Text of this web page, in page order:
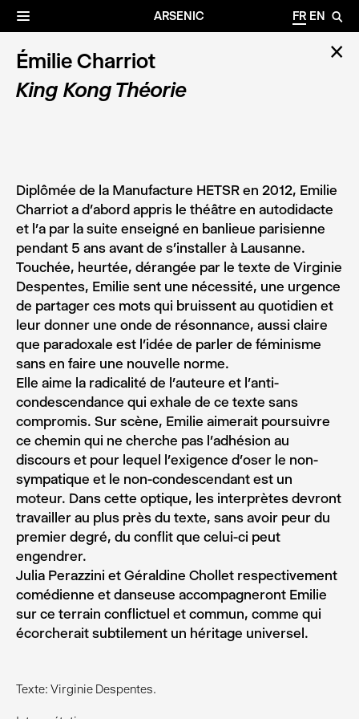
ARSENIC FR EN 🔎
☰
✕
Émilie Charriot
King Kong Théorie
Texte: Virginie Despentes.
Diplômée de la Manufacture HETSR en 2012, Emilie
Charriot a d’abord appris le théâtre en autodidacte
et l’a par la suite enseigné en banlieue parisienne
pendant 5 ans avant de s’installer à Lausanne.
Touchée, heurtée, dérangée par le texte de Virginie
Despentes, Emilie sent une nécessité, une urgence
de partager ces mots qui bruissent au quotidien et
leur donner une onde de résonnance, aussi claire
que paradoxale est l’idée de parler de féminisme
sans en faire une nouvelle norme.
Elle aime la radicalité de l’auteure et l’anti-
condescendance qui exhale de ce texte sans
compromis. Sur scène, Emilie aimerait poursuivre
ce chemin qui ne cherche pas l’adhésion au
discours et pour lequel l’exigence d’oser le non-
sympatique et le non-condescendant est un
moteur. Dans cette optique, les interprètes devront
travailler au plus près du texte, sans avoir peur du
premier degré, du conflit que celui-ci peut
engendrer.
Julia Perazzini et Géraldine Chollet respectivement
comédienne et danseuse accompagneront Emilie
sur ce terrain conflictuel et commun, comme qui
écorcherait subtilement un héritage universel.